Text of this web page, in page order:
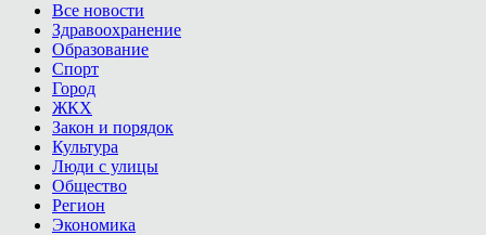
Все новости
Здравоохранение
Образование
Спорт
Город
ЖКХ
Закон и порядок
Культура
Люди с улицы
Общество
Регион
Экономика